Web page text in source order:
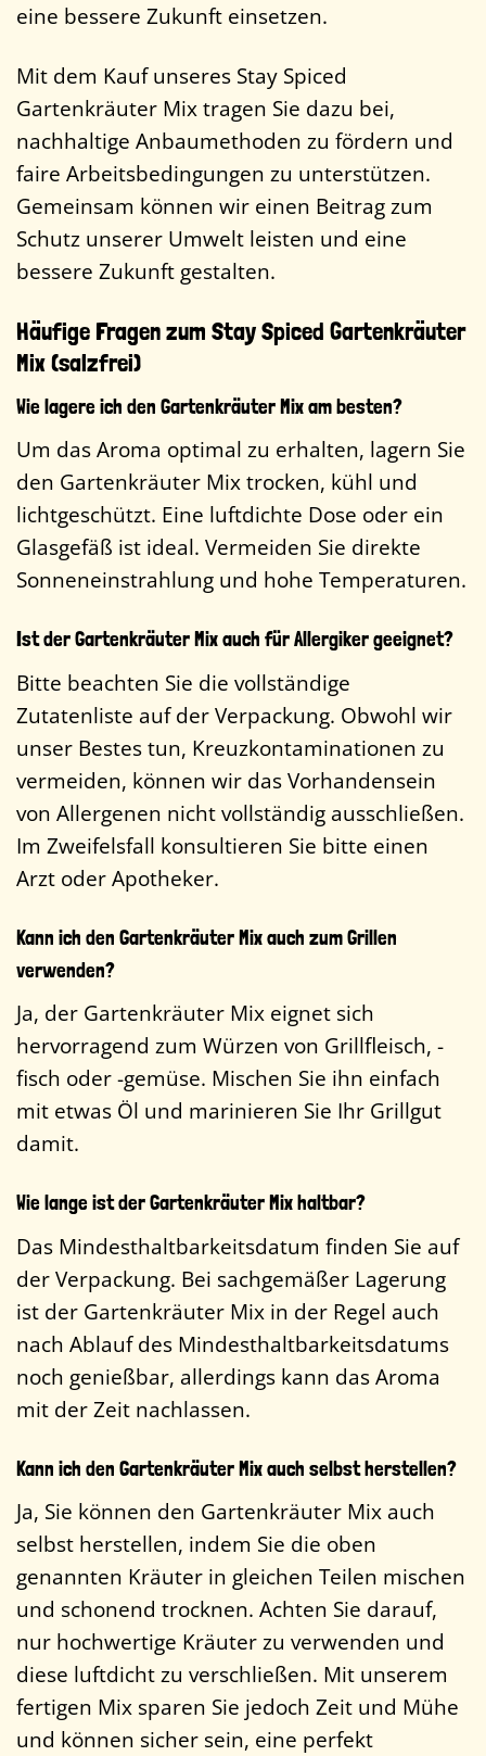
eine bessere Zukunft einsetzen.
Mit dem Kauf unseres Stay Spiced
Gartenkräuter Mix tragen Sie dazu bei,
nachhaltige Anbaumethoden zu fördern und
faire Arbeitsbedingungen zu unterstützen.
Gemeinsam können wir einen Beitrag zum
Schutz unserer Umwelt leisten und eine
bessere Zukunft gestalten.
Häufige Fragen zum Stay Spiced Gartenkräuter
Mix (salzfrei)
Wie lagere ich den Gartenkräuter Mix am besten?
Um das Aroma optimal zu erhalten, lagern Sie
den Gartenkräuter Mix trocken, kühl und
lichtgeschützt. Eine luftdichte Dose oder ein
Glasgefäß ist ideal. Vermeiden Sie direkte
Sonneneinstrahlung und hohe Temperaturen.
Ist der Gartenkräuter Mix auch für Allergiker geeignet?
Bitte beachten Sie die vollständige
Zutatenliste auf der Verpackung. Obwohl wir
unser Bestes tun, Kreuzkontaminationen zu
vermeiden, können wir das Vorhandensein
von Allergenen nicht vollständig ausschließen.
Im Zweifelsfall konsultieren Sie bitte einen
Arzt oder Apotheker.
Kann ich den Gartenkräuter Mix auch zum Grillen
verwenden?
Ja, der Gartenkräuter Mix eignet sich
hervorragend zum Würzen von Grillfleisch, -
fisch oder -gemüse. Mischen Sie ihn einfach
mit etwas Öl und marinieren Sie Ihr Grillgut
damit.
Wie lange ist der Gartenkräuter Mix haltbar?
Das Mindesthaltbarkeitsdatum finden Sie auf
der Verpackung. Bei sachgemäßer Lagerung
ist der Gartenkräuter Mix in der Regel auch
nach Ablauf des Mindesthaltbarkeitsdatums
noch genießbar, allerdings kann das Aroma
mit der Zeit nachlassen.
Kann ich den Gartenkräuter Mix auch selbst herstellen?
Ja, Sie können den Gartenkräuter Mix auch
selbst herstellen, indem Sie die oben
genannten Kräuter in gleichen Teilen mischen
und schonend trocknen. Achten Sie darauf,
nur hochwertige Kräuter zu verwenden und
diese luftdicht zu verschließen. Mit unserem
fertigen Mix sparen Sie jedoch Zeit und Mühe
und können sicher sein, eine perfekt